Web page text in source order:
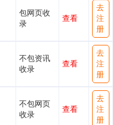
包网页收
录
查看
去
注
册
不包资讯
收录
查看
去
注
册
不包网页
收录
查看
去
注
册